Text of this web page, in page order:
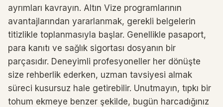
ayrımları kavrayın. Altın Vize programlarının
avantajlarından yararlanmak, gerekli belgelerin
titizlikle toplanmasıyla başlar. Genellikle pasaport,
para kanıtı ve sağlık sigortası dosyanın bir
parçasıdır. Deneyimli profesyoneller her dönüşte
size rehberlik ederken, uzman tavsiyesi almak
süreci kusursuz hale getirebilir. Unutmayın, tıpkı bir
tohum ekmeye benzer şekilde, bugün harcadığınız